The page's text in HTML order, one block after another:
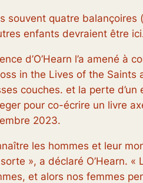
souvent quatre balançoires
enfants devraient être
d’O’Hearn l’a amené
in the Lives of the Saints
couches. et la perte
pour co-écrire un livre
2023.
les hommes et leur
», a déclaré O’Hearn.
et alors nos femmes